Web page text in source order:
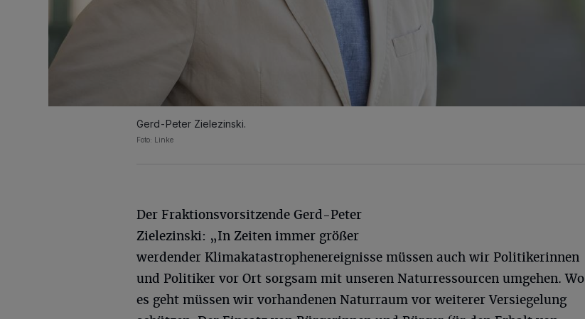
Gerd-Peter Zielezinski.
Foto: Linke
Der Fraktionsvorsitzende Gerd-Peter
Zielezinski: „In Zeiten immer größer
werdender Klimakatastrophenereignisse müssen auch wir Politikerinnen
und Politiker vor Ort sorgsam mit unseren Naturressourcen umgehen. Wo
es geht müssen wir vorhandenen Naturraum vor weiterer Versiegelung